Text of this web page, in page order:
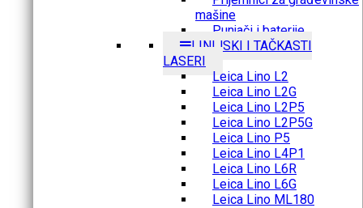
mašine
Punjači i baterije
LINIJSKI I TAČKASTI
LASERI
Leica Lino L2
Leica Lino L2G
Leica Lino L2P5
Leica Lino L2P5G
Leica Lino P5
Leica Lino L4P1
Leica Lino L6R
Leica Lino L6G
Leica Lino ML180